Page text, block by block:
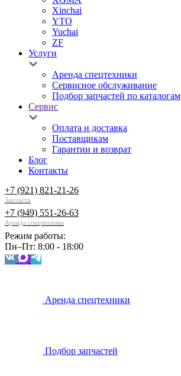
Xinchai
YTO
Yuchai
ZF
Услуги
Аренда спецтехники
Сервисное обслуживание
Подбор запчастей по каталогам
Сервис
Оплата и доставка
Поставщикам
Гарантии и возврат
Блог
Контакты
+7 (921) 821-21-26
Запчасти
+7 (949) 551-26-63
Аренда спецтехники
Режим работы:
Пн–Пт: 8:00 - 18:00
Аренда спецтехники
Подбор запчастей